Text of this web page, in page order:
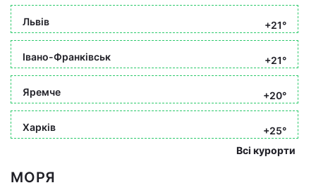
Львів +21°
Івано-Франківськ +21°
Яремче +20°
Харків
+25°
Всі курорти
МОРЯ